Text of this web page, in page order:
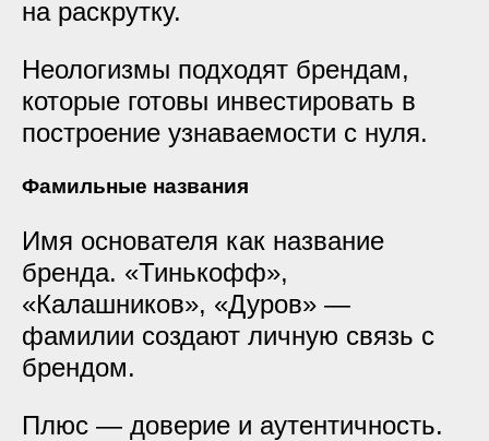
на раскрутку.
Неологизмы подходят брендам,
которые готовы инвестировать в
построение узнаваемости с нуля.
Фамильные названия
Имя основателя как название
бренда. «Тинькофф»,
«Калашников», «Дуров» —
фамилии создают личную связь с
брендом.
Плюс — доверие и аутентичность.